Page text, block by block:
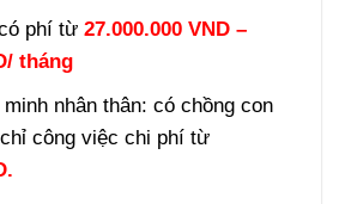
phí từ 27.000.000 VND –
tháng
nhân thân: có chồng con
công việc chi phí từ